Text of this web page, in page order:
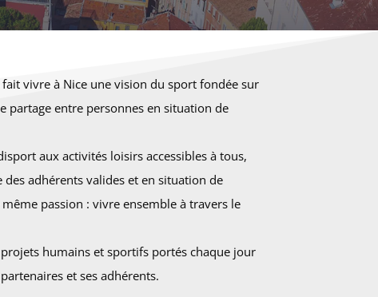
fait vivre à Nice une vision du sport fondée sur
partage entre personnes en situation de
aux activités loisirs accessibles à tous,
des adhérents valides et en situation de
passion : vivre ensemble à travers le
projets humains et sportifs portés chaque jour
et ses adhérents.